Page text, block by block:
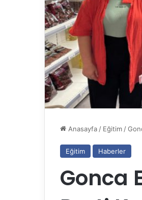
Anasayfa / Eğitim /
Eğitim Haberler
Gonca